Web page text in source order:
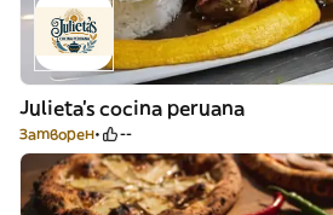
Julieta’s cocina peruana
Затворен --